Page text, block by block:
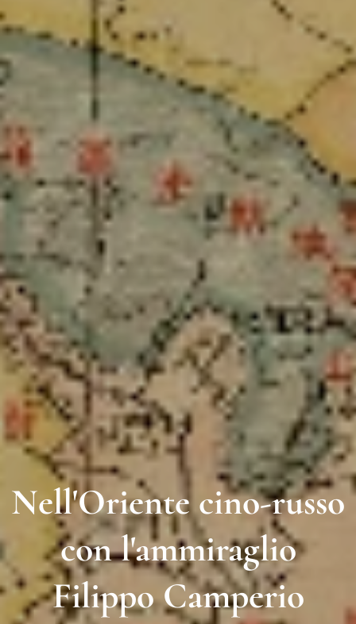
Nell'Oriente cino-russo
con l'ammiraglio
Filippo Camperio